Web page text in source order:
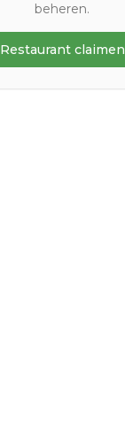
beheren.
Restaurant claimen